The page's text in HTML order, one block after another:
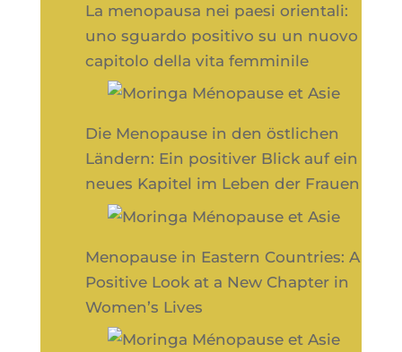
La menopausa nei paesi orientali:
uno sguardo positivo su un nuovo
capitolo della vita femminile
Die Menopause in den östlichen
Ländern: Ein positiver Blick auf ein
neues Kapitel im Leben der Frauen
Menopause in Eastern Countries: A
Positive Look at a New Chapter in
Women’s Lives